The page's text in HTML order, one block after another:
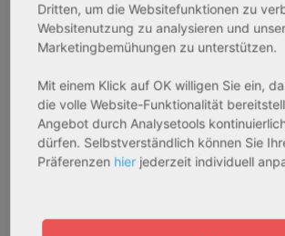
AfA Degressive 5,00 % Sofortmiete
Dritten, um die Websitefunktionen zu
Websitenutzung zu analysieren und
Marketingbemühungen zu unterstützen.
Mit einem Klick auf OK willigen Sie ein,
die volle Website-Funktionalität
Angebot durch Analysetools
dürfen. Selbstverständlich können Sie
Präferenzen hier jederzeit individuell